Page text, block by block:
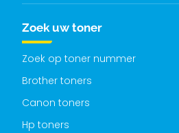
Zoek uw toner
Zoek op toner nummer
Brother toners
Canon toners
Hp toners